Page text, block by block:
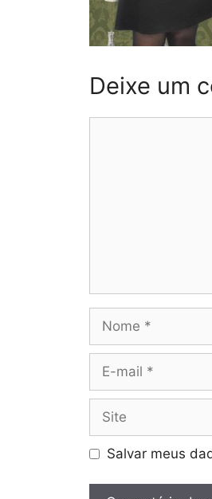
Deixe um
mail
Salvar meus